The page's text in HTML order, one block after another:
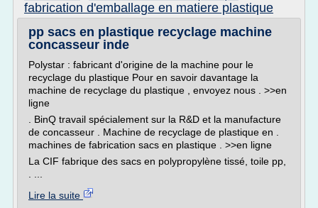
fabrication d'emballage en matiere plastique
pp sacs en plastique recyclage machine
concasseur inde
Polystar : fabricant d'origine de la machine pour le
recyclage du plastique Pour en savoir davantage la
machine de recyclage du plastique , envoyez nous . >>en
ligne
. BinQ travail spécialement sur la R&D et la manufacture
de concasseur . Machine de recyclage de plastique en .
machines de fabrication sacs en plastique . >>en ligne
La CIF fabrique des sacs en polypropylène tissé, toile pp,
Lire la suite